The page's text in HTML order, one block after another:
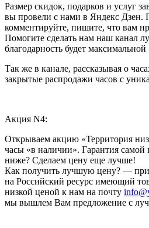
Размер скидок, подарков и услуг
вы провели с нами в Яндекс Дзен.
комментируйте, пишите, что вам
Помогите сделать нам наш канал
благодарность будет максимальной
Так же в канале, рассказывая о
закрытые распродажи часов с
Акция N4:
Открываем акцию «Территория
часы «в наличии». Гарантия
ниже? Сделаем цену еще лучше!
Как получить лучшую цену? —
на Российский ресурс имеющий
низкой ценой к нам на почту
мы вышлем Вам предложение с